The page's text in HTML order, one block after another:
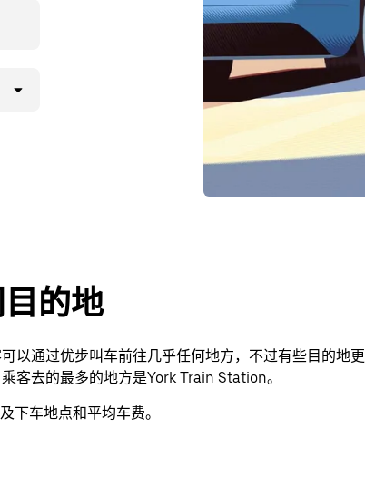
的地
以通过优步叫车前往几乎任何地方，不过有些目的地更
客去的最多的地方是York Train Station。
下车地点和平均车费。